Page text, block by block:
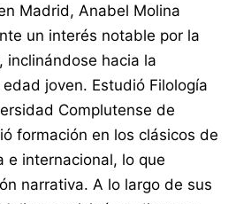
Madrid, Anabel Molina
un interés notable por la
inclinándose hacia la
joven. Estudió Filología
Complutense de
formación en los clásicos de
e internacional, lo que
narrativa. A lo largo de sus